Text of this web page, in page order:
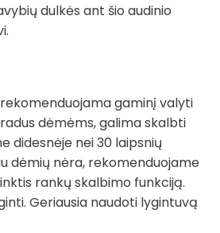
dulkės ant šio audinio
gaminį valyti
dėmėms, galima skalbti
didesnėje nei 30 laipsnių
dėmių nėra, rekomenduojame
rankų skalbimo funkciją.
Geriausia naudoti lygintuvą